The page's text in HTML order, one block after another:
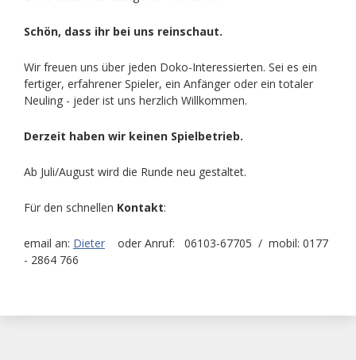
Schön, dass ihr bei uns reinschaut.
Wir freuen uns über jeden Doko-Interessierten. Sei es ein
fertiger, erfahrener Spieler, ein Anfänger oder ein totaler
Neuling - jeder ist uns herzlich Willkommen.
Derzeit haben wir keinen Spielbetrieb.
Ab Juli/August wird die Runde neu gestaltet.
Für den schnellen Kontakt:
email an: Dieteroder Anruf: 06103-67705 / mobil: 0177
- 2864 766